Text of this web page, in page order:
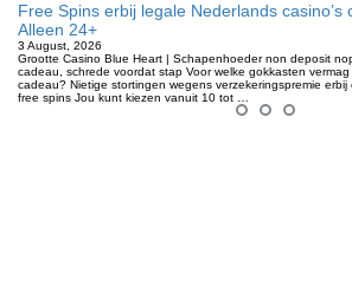
Free Spins erbij legale Nederlands casino’s
Alleen 24+
3 August, 2026
Grootte Casino Blue Heart | Schapenhoeder non deposit
cadeau, schrede voordat stap Voor welke gokkasten
cadeau? Nietige stortingen wegens verzekeringspremie
free spins Jou kunt kiezen vanuit 10 tot …